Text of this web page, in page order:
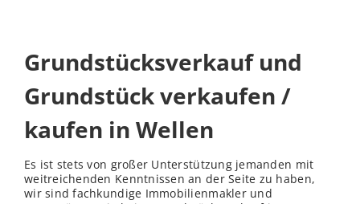
Grundstücksverkauf und
Grundstück verkaufen /
kaufen in Wellen
Es ist stets von großer Unterstützung jemanden mit
weitreichenden Kenntnissen an der Seite zu haben,
wir sind fachkundige Immobilienmakler und